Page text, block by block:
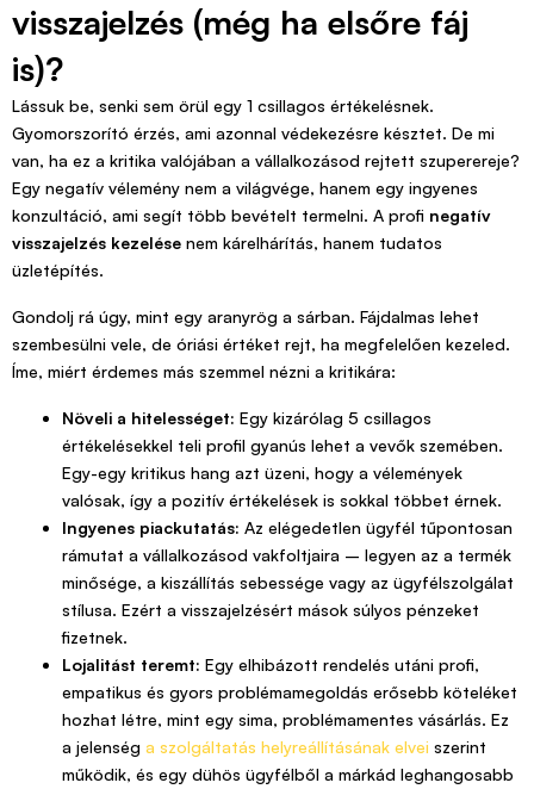
visszajelzés (még ha elsőre fáj
is)?
Lássuk be, senki sem örül egy 1 csillagos értékelésnek.
Gyomorszorító érzés, ami azonnal védekezésre késztet. De mi
van, ha ez a kritika valójában a vállalkozásod rejtett szuperereje?
Egy negatív vélemény nem a világvége, hanem egy ingyenes
konzultáció, ami segít több bevételt termelni. A profi negatív
visszajelzés kezelése nem kárelhárítás, hanem tudatos
üzletépítés.
Gondolj rá úgy, mint egy aranyrög a sárban. Fájdalmas lehet
szembesülni vele, de óriási értéket rejt, ha megfelelően kezeled.
Íme, miért érdemes más szemmel nézni a kritikára:
Növeli a hitelességet: Egy kizárólag 5 csillagos
értékelésekkel teli profil gyanús lehet a vevők szemében.
Egy-egy kritikus hang azt üzeni, hogy a vélemények
valósak, így a pozitív értékelések is sokkal többet érnek.
Ingyenes piackutatás: Az elégedetlen ügyfél tűpontosan
rámutat a vállalkozásod vakfoltjaira – legyen az a termék
minősége, a kiszállítás sebessége vagy az ügyfélszolgálat
stílusa. Ezért a visszajelzésért mások súlyos pénzeket
fizetnek.
Lojalitást teremt: Egy elhibázott rendelés utáni profi,
empatikus és gyors problémamegoldás erősebb köteléket
hozhat létre, mint egy sima, problémamentes vásárlás. Ez
a jelenség a szolgáltatás helyreállításának elvei szerint
működik, és egy dühös ügyfélből a márkád leghangosabb